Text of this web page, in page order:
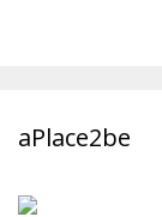
aPlace2be